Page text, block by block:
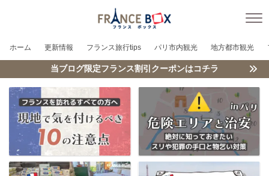
ホーム 更新情報 フランス旅行tips パリ市内観光 地方都市観光
当ブログ限定フランス割引クーポンはコチラ